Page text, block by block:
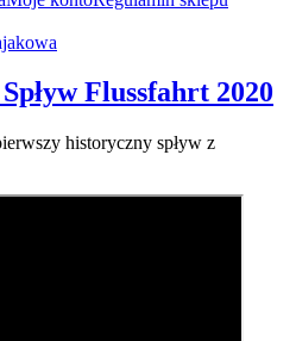
Flussfahrt 2020
historyczny spływ z